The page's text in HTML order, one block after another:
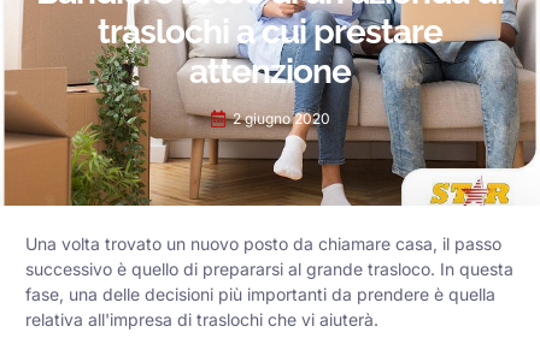
traslochi a cui prestare
attenzione
2 giugno 2020
Una volta trovato un nuovo posto da chiamare casa, il passo
successivo è quello di prepararsi al grande trasloco. In questa
fase, una delle decisioni più importanti da prendere è quella
relativa all'impresa di traslochi che vi aiuterà.